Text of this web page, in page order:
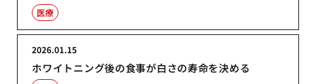
医療
ホワイトニング後の食事が白さの寿命を決める
2026.01.15